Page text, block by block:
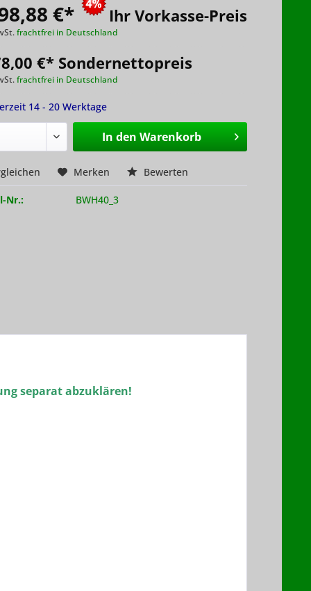
€* Ihr Vorkasse-Preis
frachtfrei in Deutschland
€* Sondernettopreis
frachtfrei in Deutschland
14 - 20 Werktage
In den Warenkorb
Merken Bewerten
Nr.: BWH40_3
separat abzuklären!